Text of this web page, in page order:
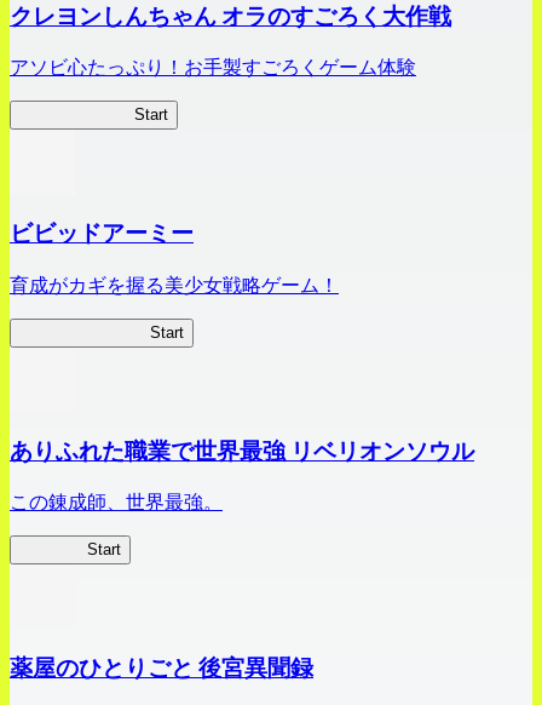
クレヨンしんちゃん オラのすごろく大作戦
アソビ心たっぷり！お手製すごろくゲーム体験
Start
ビビッドアーミー
育成がカギを握る美少女戦略ゲーム！
Start
ありふれた職業で世界最強 リベリオンソウル
この錬成師、世界最強。
Start
薬屋のひとりごと 後宮異聞録